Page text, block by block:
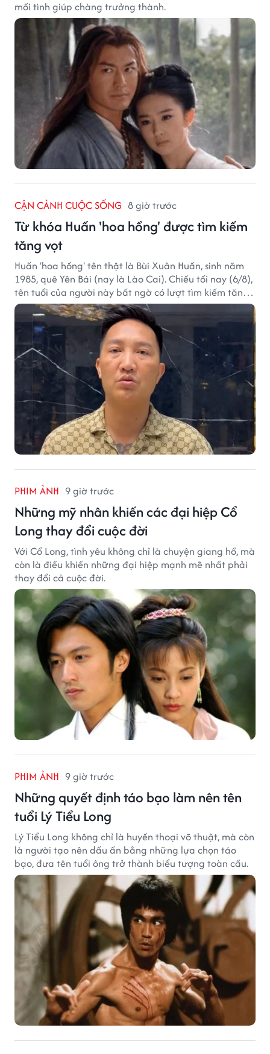
mối tình giúp chàng trưởng thành.
CẬN CẢNH CUỘC SỐNG 8 giờ trước
Từ khóa Huấn 'hoa hồng' được tìm kiếm
tăng vọt
Huấn 'hoa hồng' tên thật là Bùi Xuân Huấn, sinh năm
1985, quê Yên Bái (nay là Lào Cai). Chiều tối nay (6/8),
tên tuổi của người này bất ngờ có lượt tìm kiếm tăng
vọt.
PHIM ẢNH 9 giờ trước
Những mỹ nhân khiến các đại hiệp Cổ
Long thay đổi cuộc đời
Với Cổ Long, tình yêu không chỉ là chuyện giang hồ, mà
còn là điều khiến những đại hiệp mạnh mẽ nhất phải
thay đổi cả cuộc đời.
PHIM ẢNH 9 giờ trước
Những quyết định táo bạo làm nên tên
tuổi Lý Tiểu Long
Lý Tiểu Long không chỉ là huyền thoại võ thuật, mà còn
là người tạo nên dấu ấn bằng những lựa chọn táo
bạo, đưa tên tuổi ông trở thành biểu tượng toàn cầu.